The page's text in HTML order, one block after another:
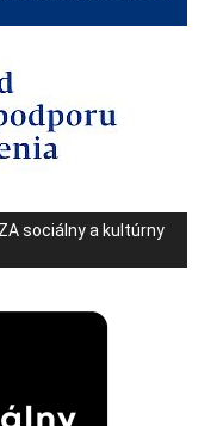
sociálny a kultúrny